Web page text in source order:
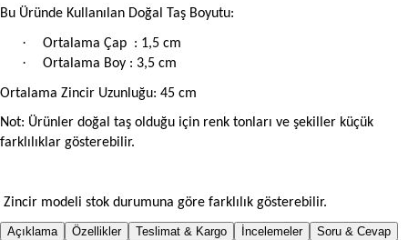
Bu Üründe Kullanılan Doğal Taş Boyutu:
· Ortalama Çap : 1,5 cm
· Ortalama Boy : 3,5 cm
Ortalama Zincir Uzunluğu: 45 cm
Not: Ürünler doğal taş olduğu için renk tonları ve şekiller küçük
farklılıklar gösterebilir.
Zincir modeli stok durumuna göre farklılık gösterebilir.
Açıklama Özellikler Teslimat & Kargo İncelemeler
Soru & Cevap